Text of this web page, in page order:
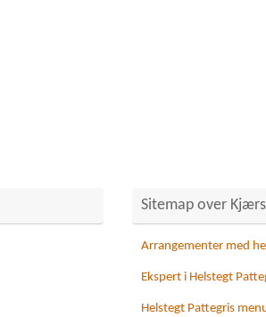
Sitemap over
Arrangementer med
Ekspert i Helstegt
Helstegt Pattegris